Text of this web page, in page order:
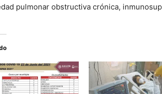
pulmonar obstructiva crónica,